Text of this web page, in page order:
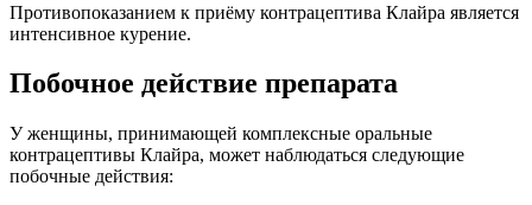
Противопоказанием к приёму контрацептива Клайра является
интенсивное курение.
Побочное действие препарата
У женщины, принимающей комплексные оральные
контрацептивы Клайра, может наблюдаться следующие
побочные действия: